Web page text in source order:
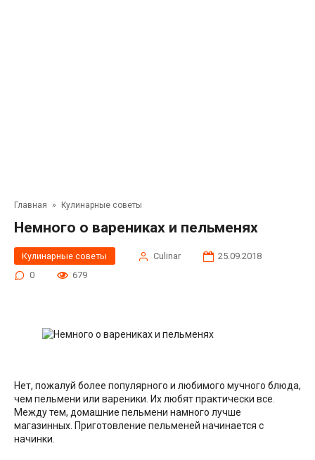
Главная » Кулинарные советы
Немного о варениках и пельменях
Кулинарные советы Сulinar
25.09.2018
0
679
Нет, пожалуй более популярного и любимого мучного блюда,
чем пельмени или вареники. Их любят практически все.
Между тем, домашние пельмени намного лучше
магазинных. Приготовление пельменей начинается с
начинки.